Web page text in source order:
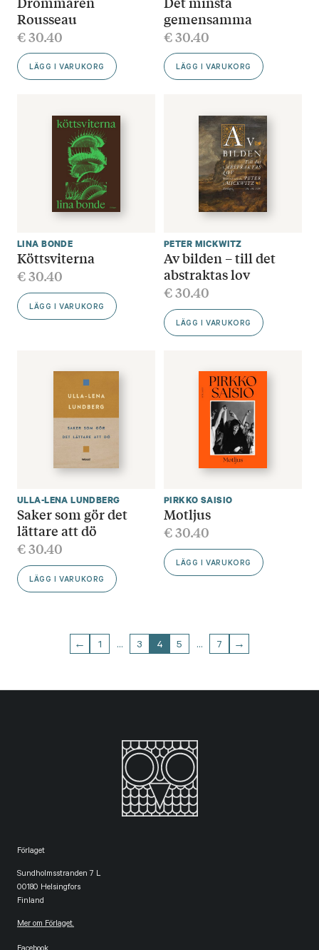
Rousseau
€30.40
LÄGG I VARUKORG
gemensamma
€30.40
LÄGG I VARUKORG
LINA BONDE
Köttsviterna
€30.40
LÄGG I VARUKORG
PETER MICKWITZ
Av bilden – till det
abstraktas lov
€30.40
LÄGG I VARUKORG
ULLA-LENA LUNDBERG
Saker som gör det
lättare att dö
€30.40
LÄGG I VARUKORG
PIRKKO SAISIO
Motljus
€30.40
LÄGG I VARUKORG
← 1 … 3 4 5 … 7 →
Förlaget
Sundholmsstranden 7 L
00180 Helsingfors
Finland
Mer om Förlaget.